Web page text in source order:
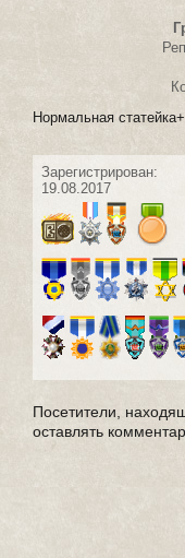
Нормальная
Зарегистрирован:
19.08.2017
Посетители,
оставлять